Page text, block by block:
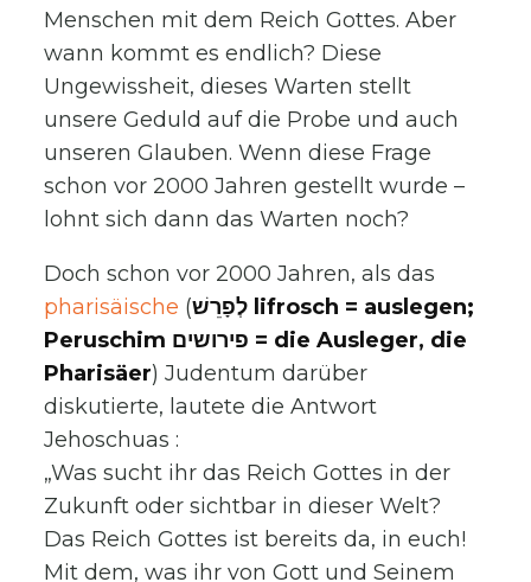
Menschen mit dem Reich Gottes. Aber
wann kommt es endlich? Diese
Ungewissheit, dieses Warten stellt
unsere Geduld auf die Probe und auch
unseren Glauben. Wenn diese Frage
schon vor 2000 Jahren gestellt wurde –
lohnt sich dann das Warten noch?
Doch schon vor 2000 Jahren, als das
pharisäische (לְפָרֵשׁ lifrosch = auslegen;
Peruschim פירושים = die Ausleger, die
Pharisäer) Judentum darüber
diskutierte, lautete die Antwort
Jehoschuas :
„Was sucht ihr das Reich Gottes in der
Zukunft oder sichtbar in dieser Welt?
Das Reich Gottes ist bereits da, in euch!
Mit dem, was ihr von Gott und Seinem